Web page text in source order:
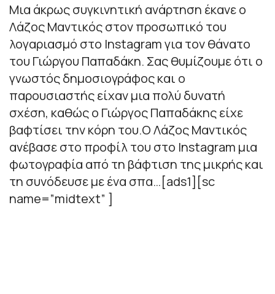
Μια άκρως συγκινητική ανάρτηση έκανε ο
Λάζος Μαντικός στον προσωπικό του
λογαριασμό στο Instagram για τον θάνατο
του Γιώργου Παπαδάκη. Σας θυμίζουμε ότι ο
γνωστός δημοσιογράφος και ο
παρουσιαστής είχαν μια πολύ δυνατή
σχέση, καθώς ο Γιώργος Παπαδάκης είχε
βαφτίσει την κόρη του.Ο Λάζος Μαντικός
ανέβασε στο προφίλ του στο Instagram μια
φωτογραφία από τη βάφτιση της μικρής και
τη συνόδευσε με ένα σπα…[ads1][sc
name=”midtext” ]